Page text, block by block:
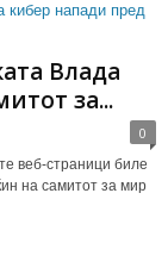
Влада
за...
0
веб-страници биле
на самитот за мир